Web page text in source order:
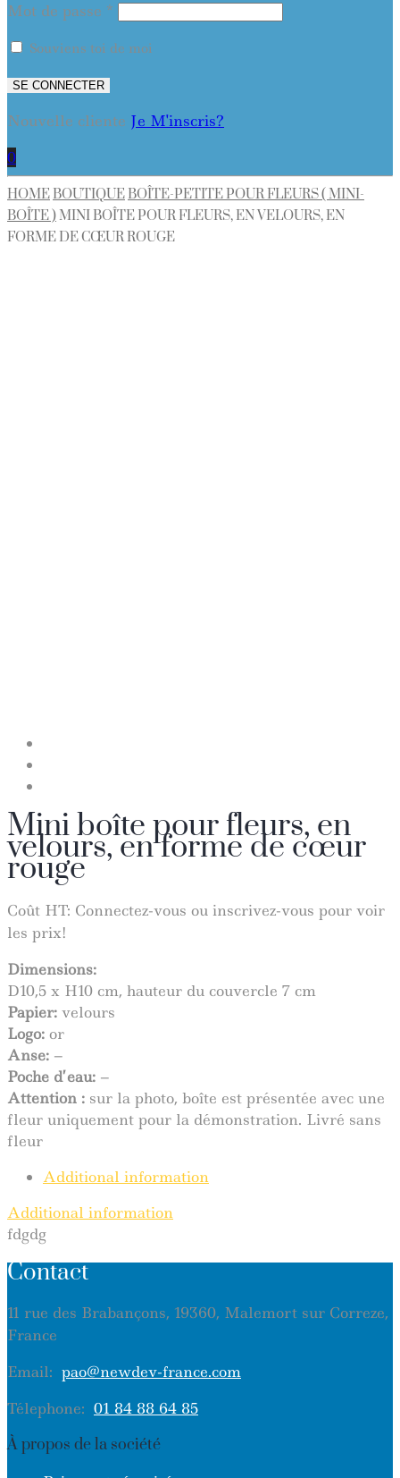
Mot de passe *
Souviens toi de moi
SE CONNECTER
Nouvelle cliente Je M'inscris?
0
HOME BOUTIQUE BOÎTE-PETITE POUR FLEURS ( MINI-
BOÎTE )MINI BOÎTE POUR FLEURS, EN VELOURS, EN
FORME DE CŒUR ROUGE
Mini boîte pour fleurs, en
velours, en forme de cœur
rouge
Coût HT: Connectez-vous ou inscrivez-vous pour voir
les prix!
Dimensions:
D10,5 x H10 cm, hauteur du couvercle 7 cm
Papier: velours
Logo: or
Anse: –
Poche d’eau: –
Attention : sur la photo, boîte est présentée avec une
fleur uniquement pour la démonstration. Livré sans
fleur
Additional information
Additional information
fdgdg
Contact
11 rue des Brabançons, 19360, Malemort sur Correze,
France
Email: pao@newdev-france.com
Télephone: 01 84 88 64 85
À propos de la société